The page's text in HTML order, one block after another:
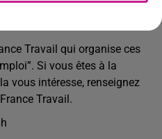
Travail qui organise ces
Si vous êtes à la
vous intéresse, renseignez
Travail.